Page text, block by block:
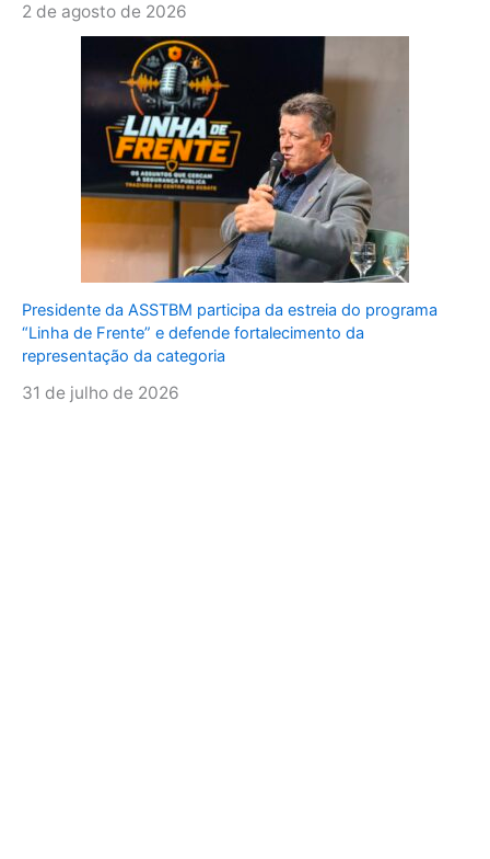
2 de agosto de 2026
Presidente da ASSTBM participa da estreia do programa
“Linha de Frente” e defende fortalecimento da
representação da categoria
31 de julho de 2026